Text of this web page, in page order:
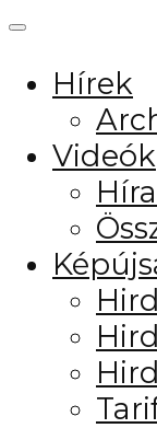
Hírek
Videók